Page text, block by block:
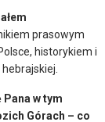
prasowym
historykiem i
w tym
Górach – co